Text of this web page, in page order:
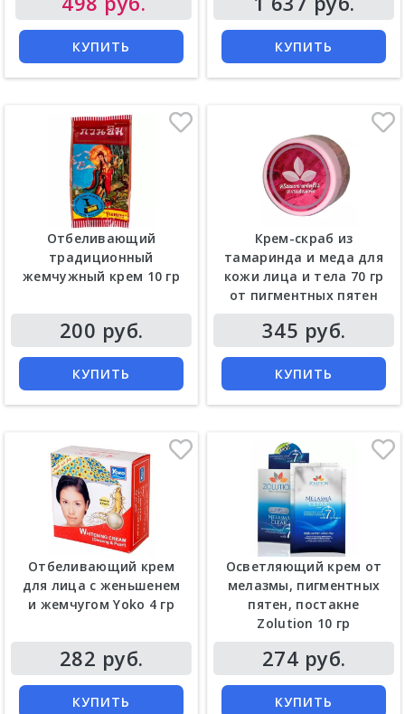
КУПИТЬ КУПИТЬ
Отбеливающий
традиционный
жемчужный крем 10 гр
200 руб.
КУПИТЬ
Крем-скраб из
тамаринда и меда для
кожи лица и тела 70 гр
от пигментных пятен
345 руб.
КУПИТЬ
Отбеливающий крем
для лица с женьшенем
и жемчугом Yoko 4 гр
282 руб.
КУПИТЬ
Осветляющий крем от
мелазмы, пигментных
пятен, постакне
Zolution 10 гр
274 руб.
КУПИТЬ